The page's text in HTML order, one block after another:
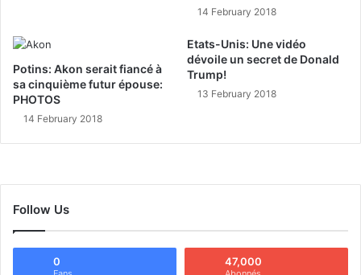
14 February 2018
Potins: Akon serait fiancé à
sa cinquième futur épouse:
PHOTOS
14 February 2018
Etats-Unis: Une vidéo
dévoile un secret de Donald
Trump!
13 February 2018
Follow Us
0 47,000